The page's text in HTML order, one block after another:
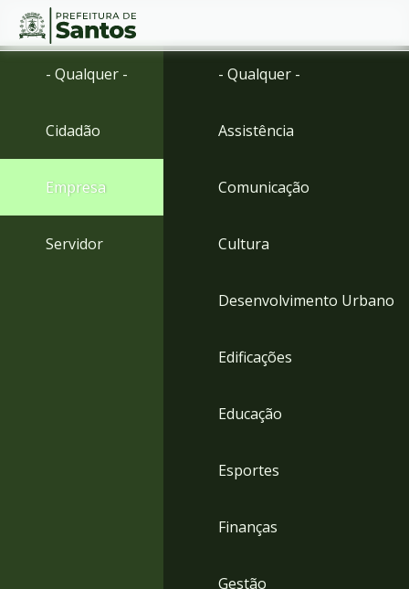
Ir
Ir
menu
Conteúdo
- Qualquer -
Cidadão
Empresa
Servidor
- Qualquer -
Assistência
Comunicação
Cultura
Desenvolvimento Urbano
Edificações
Educação
Esportes
Finanças
Gestão